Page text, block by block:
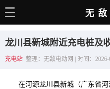
电动百科
无
龙川县新城附近充电桩及
充电站 整理：无敌电动网 | 时间：2026-
在河源龙川县新城（广东省